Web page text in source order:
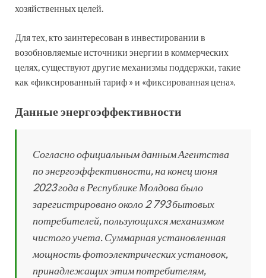
хозяйственных целей.
Для тех, кто заинтересован в инвестировании в
возобновляемые источники энергии в коммерческих
целях, существуют другие механизмы поддержки, такие
как «фиксированный тариф » и «фиксированная цена».
Данные энергоэффективности
Согласно официальным данным Агентства
по энергоэффективности, на конец июня
2023 года в Республике Молдова было
зарегистрировано около 2 793 бытовых
потребителей, пользующихся механизмом
чистого учета. Суммарная установленная
мощность фотоэлектрических установок,
принадлежащих этим потребителям,